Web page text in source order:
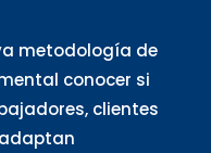
metodología de
conocer si
clientes